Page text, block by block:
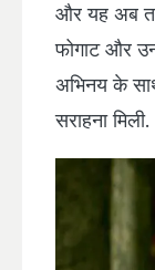
और यह अब तक
फोगाट और
अभिनय के
सराहना मिली.